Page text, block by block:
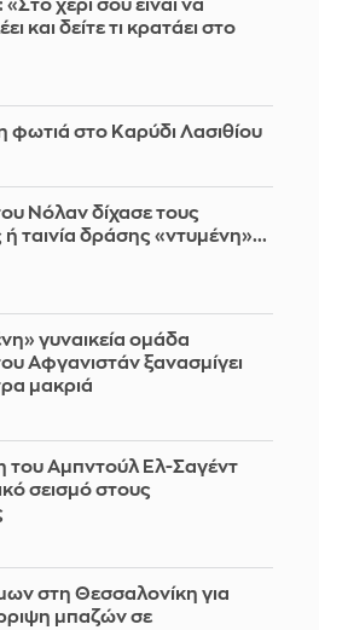
χέρι σου είναι να
και δείτε τι κρατάει στο
φωτιά στο Καρύδι Λασιθίου
Νόλαν δίχασε τους
ή ταινία δράσης «ντυμένη»...
γυναικεία ομάδα
Αφγανιστάν ξανασμίγει
μακριά
του Αμπντούλ Ελ-Σαγέντ
σεισμό στους
στη Θεσσαλονίκη για
μπαζών σε